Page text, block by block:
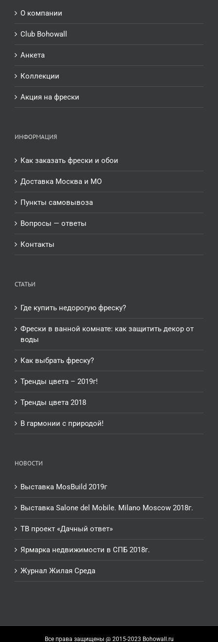
О компании
Club Bohowall
Анкета
Коллекции
Акция на фрески
ИНФОРМАЦИЯ
Как заказать фрески и обои
Доставка Москва и МО
Пункты самовывоза
Вопросы — ответы
Контакты
СТАТЬИ
Где купить недорогую фреску?
Фрески в ванной комнате: как защитить декор от
воды
Как выбрать фреску?
Тренды цвета – 2019г!
Тренды цвета 2018
В гармонии с природой!
НОВОСТИ
Выставка MosBuild 2019г
Выставка Salone del Mobile. Milano Moscow 2018г.
ТВ проект «Дачный ответ»
Ярмарка недвижимости в СПБ 2018г.
Журнал Жилая Среда
Все права защищены @ 2015-2023 Bohowall.ru